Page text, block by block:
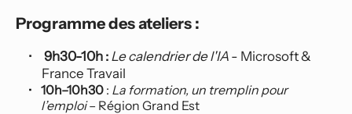
Programme des ateliers :
9h30-10h : Le calendrier de l'IA - Microsoft &
France Travail
10h–10h30 : La formation, un tremplin pour
l’emploi – Région Grand Est